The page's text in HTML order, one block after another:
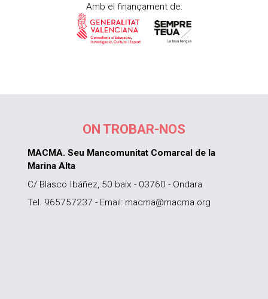
Amb el finançament de:
ON TROBAR-NOS
MACMA. Seu Mancomunitat Comarcal de la
Marina Alta
C/ Blasco Ibáñez, 50 baix - 03760 - Ondara
Tel. 965757237 - Email: macma@macma.org